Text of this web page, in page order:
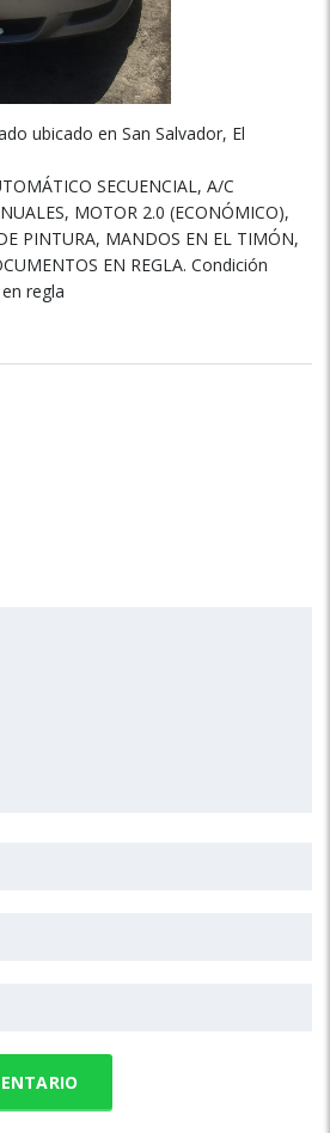
ubicado en San Salvador, El
SECUENCIAL, A/C
MOTOR 2.0 (ECONÓMICO),
PINTURA, MANDOS EN EL TIMÓN,
EN REGLA. Condición
regla